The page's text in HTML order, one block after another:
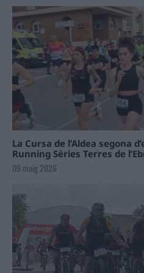
La Cursa de l’Aldea segona
Running Sèries Terres de
09 maig 2026